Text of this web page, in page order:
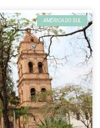
AMÉRICA DO SUL